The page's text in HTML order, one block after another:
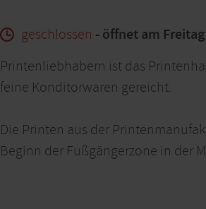
geschlossen - öffnet am
Printenliebhabern ist das
feine Konditorwaren gereicht.
Die Printen aus der
Beginn der Fußgängerzone in der